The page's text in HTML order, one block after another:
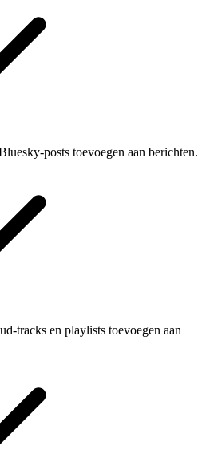
posts toevoegen aan berichten.
tracks en playlists toevoegen aan